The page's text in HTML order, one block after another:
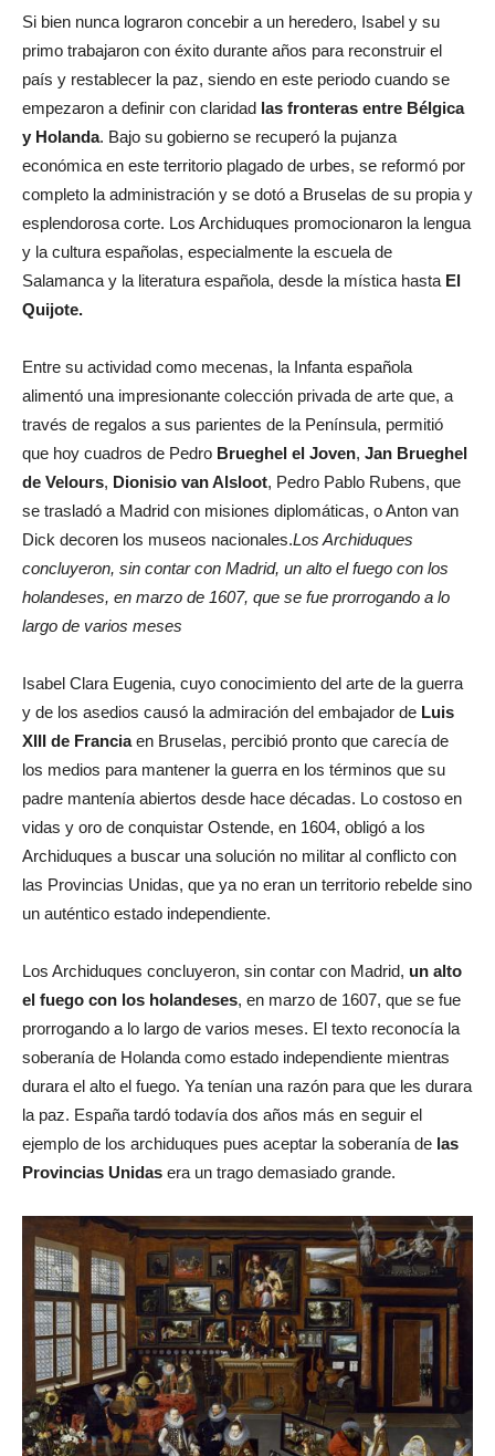
Si bien nunca lograron concebir a un heredero, Isabel y su
primo trabajaron con éxito durante años para reconstruir el
país y restablecer la paz, siendo en este periodo cuando se
empezaron a definir con claridad las fronteras entre Bélgica
y Holanda. Bajo su gobierno se recuperó la pujanza
económica en este territorio plagado de urbes, se reformó por
completo la administración y se dotó a Bruselas de su propia y
esplendorosa corte. Los Archiduques promocionaron la lengua
y la cultura españolas, especialmente la escuela de
Salamanca y la literatura española, desde la mística hasta El
Quijote.
Entre su actividad como mecenas, la Infanta española
alimentó una impresionante colección privada de arte que, a
través de regalos a sus parientes de la Península, permitió
que hoy cuadros de Pedro Brueghel el Joven, Jan Brueghel
de Velours, Dionisio van Alsloot, Pedro Pablo Rubens, que
se trasladó a Madrid con misiones diplomáticas, o Anton van
Dick decoren los museos nacionales.Los Archiduques
concluyeron, sin contar con Madrid, un alto el fuego con los
holandeses, en marzo de 1607, que se fue prorrogando a lo
largo de varios meses
Isabel Clara Eugenia, cuyo conocimiento del arte de la guerra
y de los asedios causó la admiración del embajador de Luis
XIII de Franciaen Bruselas, percibió pronto que carecía de
los medios para mantener la guerra en los términos que su
padre mantenía abiertos desde hace décadas. Lo costoso en
vidas y oro de conquistar Ostende, en 1604, obligó a los
Archiduques a buscar una solución no militar al conflicto con
las Provincias Unidas, que ya no eran un territorio rebelde sino
un auténtico estado independiente.
Los Archiduques concluyeron, sin contar con Madrid, un alto
el fuego con los holandeses, en marzo de 1607, que se fue
prorrogando a lo largo de varios meses. El texto reconocía la
soberanía de Holanda como estado independiente mientras
durara el alto el fuego. Ya tenían una razón para que les durara
la paz. España tardó todavía dos años más en seguir el
ejemplo de los archiduques pues aceptar la soberanía de las
Provincias Unidas era un trago demasiado grande.